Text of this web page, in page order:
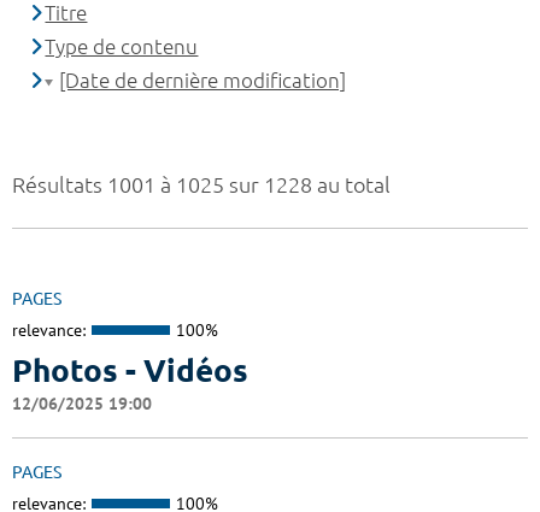
Résultats 1001 à 1025 sur 1228 au total
PAGES
relevance: 100%
Photos - Vidéos
12/06/2025 19:00
PAGES
relevance: 100%
Titre
Type de contenu
[Date de dernière modification]